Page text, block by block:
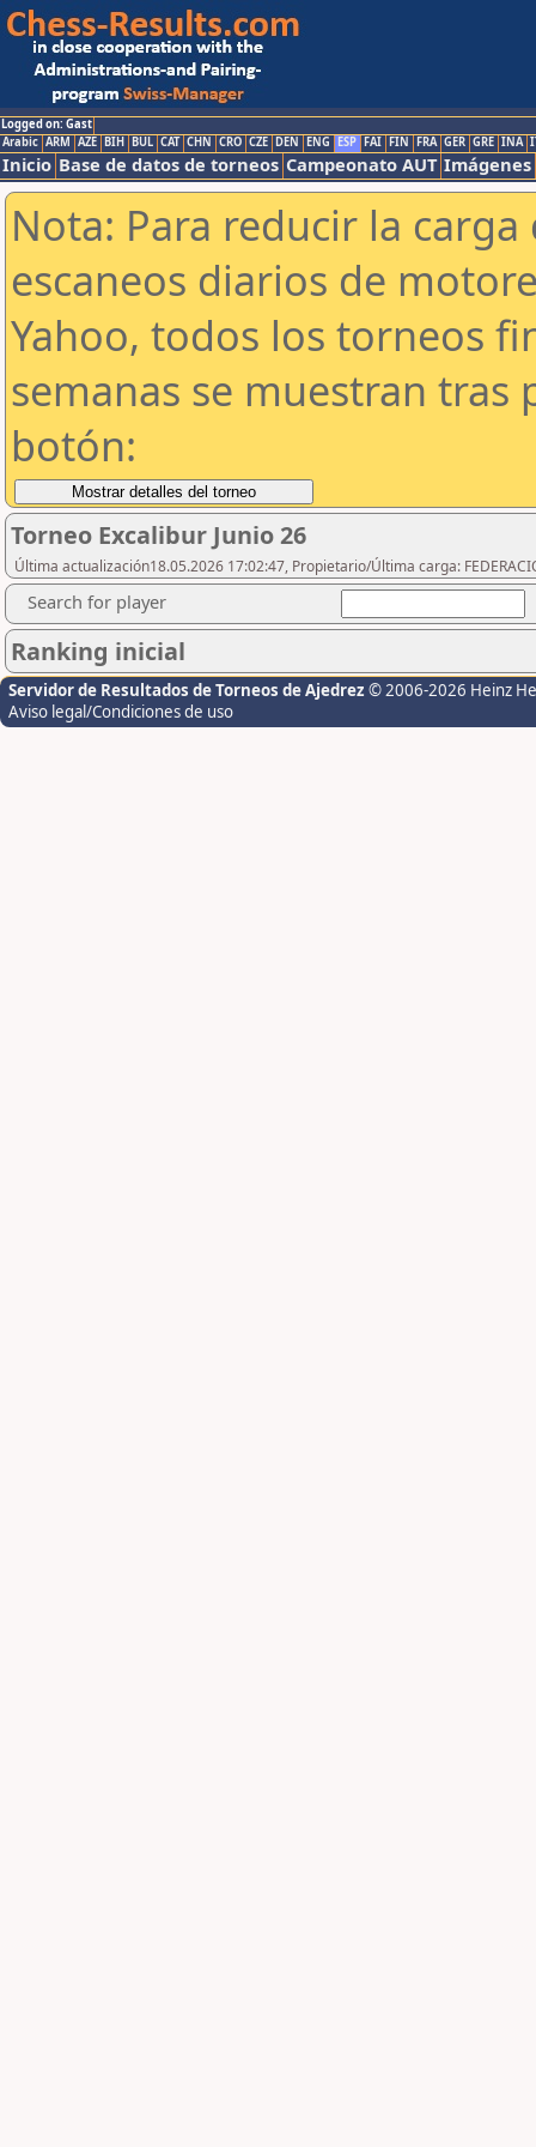
Logged on: Gast
Arabic ARM AZE BIH BUL CAT CHN CRO CZE DEN ENG ESP FAI FIN FRA GER GRE INA
Inicio Base de datos de torneos Campeonato AUT Imágenes
Nota: Para reducir la
escaneos diarios de
Yahoo, todos los torneos
semanas se muestran tras
botón:
Torneo Excalibur Junio 26
Última actualización18.05.2026 17:02:47, Propietario/Última carga:
Search for player
Ranking inicial
Servidor de Resultados de Torneos de Ajedrez © 2006-2026 Heinz
Aviso legal/Condiciones de uso